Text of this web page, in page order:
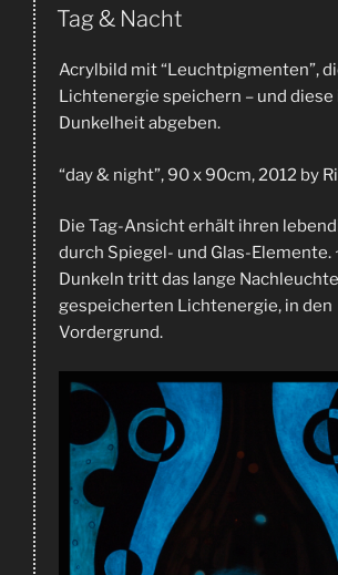
AM
Tag & Nacht
Acrylbild mit “Leuchtpigmenten”,
Lichtenergie speichern – und diese
Dunkelheit abgeben.
“day & night”, 90 x 90cm, 2012 by
Die Tag-Ansicht erhält ihren
durch Spiegel- und Glas-Elemente.
Dunkeln tritt das lange
gespeicherten Lichtenergie, in den
Vordergrund.